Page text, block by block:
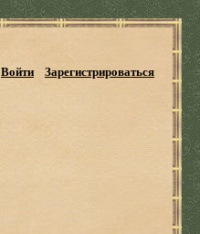
Войти Зарегистрироваться